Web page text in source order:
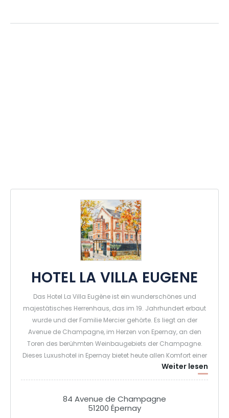
HOTEL LA VILLA EUGENE
Das Hotel La Villa Eugène ist ein wunderschönes und
majestätisches Herrenhaus, das im 19. Jahrhundert erbaut
wurde und der Familie Mercier gehörte. Es liegt an der
Avenue de Champagne, im Herzen von Epernay, an den
Toren des berühmten Weinbaugebiets der Champagne.
Dieses Luxushotel in Epernay bietet heute allen Komfort einer
gehobenen Unterkunft. Mit einer Architektur und Dekoration,
die den Stil und die Tradition eines geschichtsträchtigen
15 Zimmer, von denen einige auf die Wunder eines großen
bewaldeten Parks blicken. Frühstück in unserer Orangerie
Weiter lesen
84 Avenue de Champagne
51200 Épernay